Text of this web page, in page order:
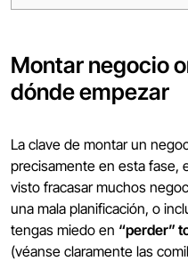
Montar negocio
dónde empezar
La clave de montar un
precisamente en esta fase,
visto fracasar muchos
una mala planificación, o
tengas miedo en “perder”
(véanse claramente las